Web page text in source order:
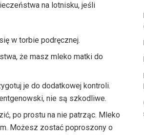
na lotnisku, jeśli
w torbie podręcznej.
że ​​masz mleko matki do
je do dodatkowej kontroli.
nie są szkodliwe.
po prostu na nie patrząc. Mleko
Możesz zostać poproszony o